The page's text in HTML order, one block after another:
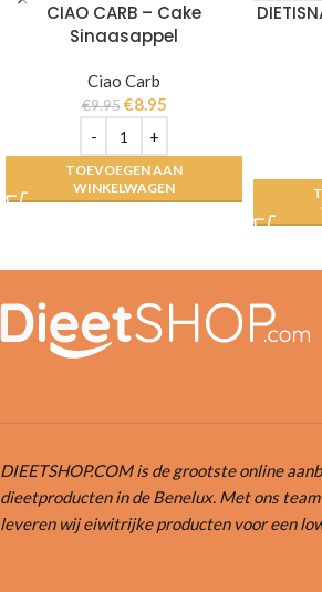
CIAO CARB – Cake
Sinaasappel
Ciao Carb
€9.95 €8.95
TOEVOEGEN AAN
WINKELWAGEN
DIEETSHOP.COM is de grootste online
dieetproducten in de Benelux. Met ons
leveren wij eiwitrijke producten voor een